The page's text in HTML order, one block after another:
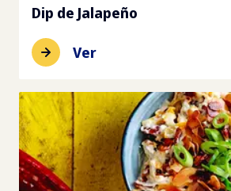
Dip de Jalapeño
Ver